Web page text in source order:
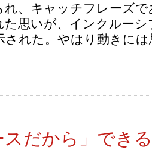
れ、キャッチフレーズ
た思いが、インクルー
された。やはり動きに
スだから」でき